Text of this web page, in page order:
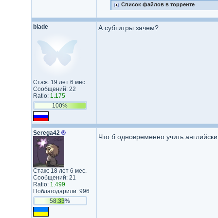
Список файлов в торренте
blade
Стаж: 19 лет 6 мес.
Сообщений: 22
Ratio: 1.175
100%
А субтитры зачем?
Serega42 ®
Стаж: 18 лет 6 мес.
Сообщений: 21
Ratio: 1.499
Поблагодарили: 996
58.33%
Что б одновременно учить